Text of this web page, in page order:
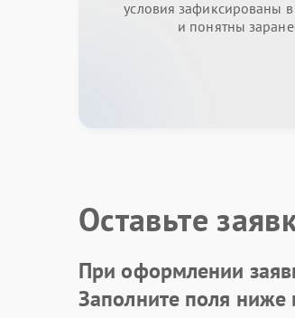
условия зафиксированы
и понятны
Оставьте
При оформлении
Заполните поля